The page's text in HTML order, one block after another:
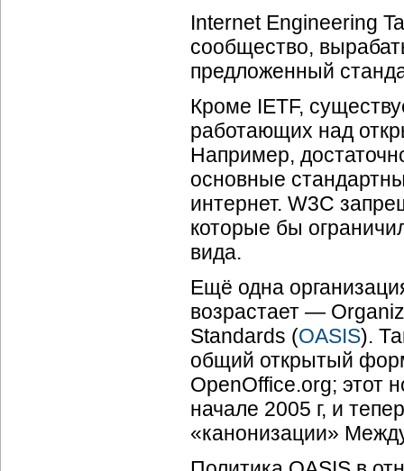
Internet Engineering
сообщество,
предложенный
Кроме IETF,
работающих над
Например,
основные
интернет. W3C
которые бы
вида.
Ещё одна
возрастает —
Standards (OASIS).
общий открытый
OpenOffice.org; этот
начале 2005 г, и
«канонизации»